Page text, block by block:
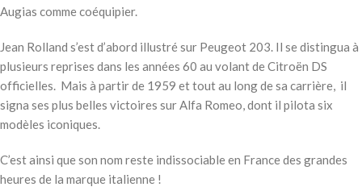
Augias comme coéquipier.
Jean Rolland s’est d’abord illustré sur Peugeot 203. Il se distingua à
plusieurs reprises dans les années 60 au volant de Citroën DS
officielles. Mais à partir de 1959 et tout au long de sa carrière, il
signa ses plus belles victoires sur Alfa Romeo, dont il pilota six
modèles iconiques.
C’est ainsi que son nom reste indissociable en France des grandes
heures de la marque italienne !